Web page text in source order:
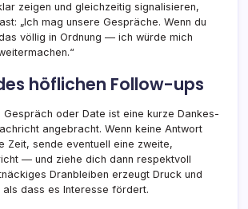
zeigen und gleichzeitig signalisieren,
„Ich mag unsere Gespräche. Wenn du
völlig in Ordnung — ich würde mich
höflichen Follow-ups
Gespräch oder Date ist eine kurze Dankes-
angebracht. Wenn keine Antwort
Zeit, sende eventuell eine zweite,
— und ziehe dich dann respektvoll
Dranbleiben erzeugt Druck und
dass es Interesse fördert.